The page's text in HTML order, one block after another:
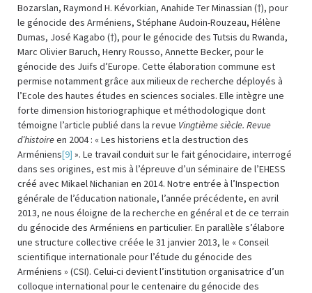
Bozarslan, Raymond H. Kévorkian, Anahide Ter Minassian (†), pour
le génocide des Arméniens, Stéphane Audoin-Rouzeau, Hélène
Dumas, José Kagabo (†), pour le génocide des Tutsis du Rwanda,
Marc Olivier Baruch, Henry Rousso, Annette Becker, pour le
génocide des Juifs d’Europe. Cette élaboration commune est
permise notamment grâce aux milieux de recherche déployés à
l’Ecole des hautes études en sciences sociales. Elle intègre une
forte dimension historiographique et méthodologique dont
témoigne l’article publié dans la revue Vingtième siècle. Revue
d’histoireen 2004 : « Les historiens et la destruction des
Arméniens[9] ». Le travail conduit sur le fait génocidaire, interrogé
dans ses origines, est mis à l’épreuve d’un séminaire de l’EHESS
créé avec Mikael Nichanian en 2014. Notre entrée à l’Inspection
générale de l’éducation nationale, l’année précédente, en avril
2013, ne nous éloigne de la recherche en général et de ce terrain
du génocide des Arméniens en particulier. En parallèle s’élabore
une structure collective créée le 31 janvier 2013, le « Conseil
scientifique internationale pour l’étude du génocide des
Arméniens » (CSI). Celui-ci devient l’institution organisatrice d’un
colloque international pour le centenaire du génocide des